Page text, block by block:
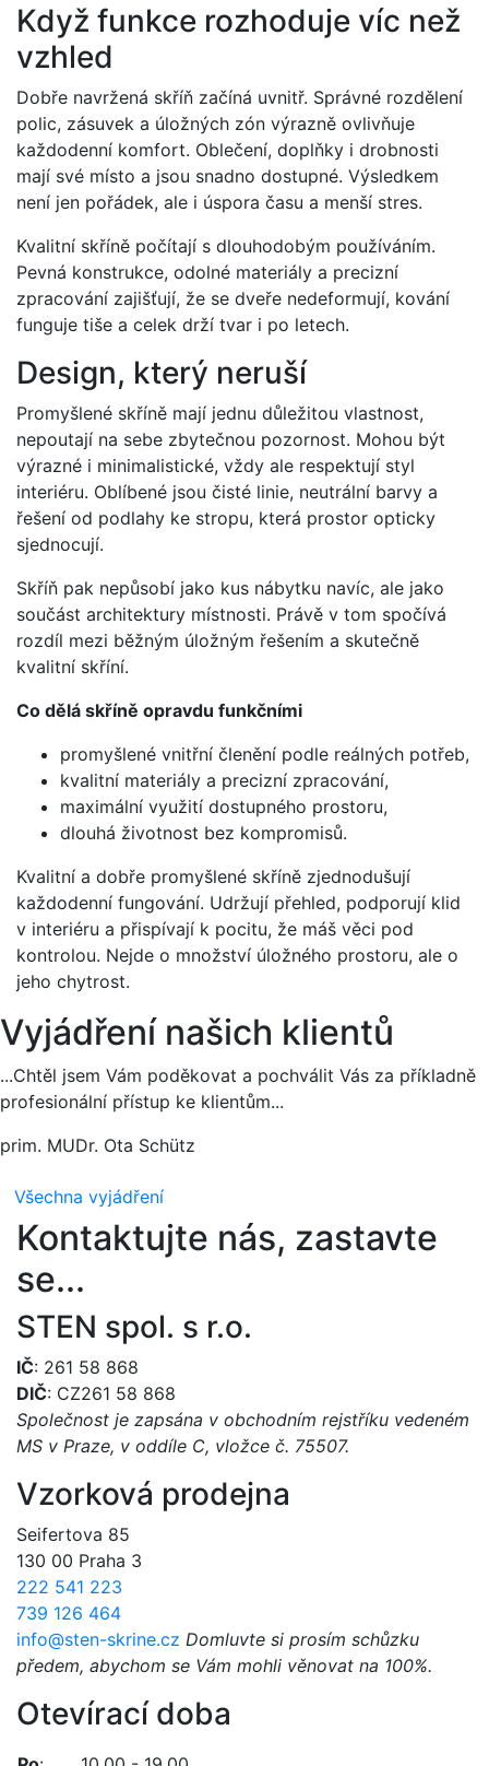
Když funkce rozhoduje víc než
vzhled
Dobře navržená skříň začíná uvnitř. Správné rozdělení
polic, zásuvek a úložných zón výrazně ovlivňuje
každodenní komfort. Oblečení, doplňky i drobnosti
mají své místo a jsou snadno dostupné. Výsledkem
není jen pořádek, ale i úspora času a menší stres.
Kvalitní skříně počítají s dlouhodobým používáním.
Pevná konstrukce, odolné materiály a precizní
zpracování zajišťují, že se dveře nedeformují, kování
funguje tiše a celek drží tvar i po letech.
Design, který neruší
Promyšlené skříně mají jednu důležitou vlastnost,
nepoutají na sebe zbytečnou pozornost. Mohou být
výrazné i minimalistické, vždy ale respektují styl
interiéru. Oblíbené jsou čisté linie, neutrální barvy a
řešení od podlahy ke stropu, která prostor opticky
sjednocují.
Skříň pak nepůsobí jako kus nábytku navíc, ale jako
součást architektury místnosti. Právě v tom spočívá
rozdíl mezi běžným úložným řešením a skutečně
kvalitní skříní.
Co dělá skříně opravdu funkčními
promyšlené vnitřní členění podle reálných potřeb,
kvalitní materiály a precizní zpracování,
maximální využití dostupného prostoru,
dlouhá životnost bez kompromisů.
Kvalitní a dobře promyšlené skříně zjednodušují
každodenní fungování. Udržují přehled, podporují klid
v interiéru a přispívají k pocitu, že máš věci pod
kontrolou. Nejde o množství úložného prostoru, ale o
jeho chytrost.
Vyjádření našich klientů
...Chtěl jsem Vám poděkovat a pochválit Vás za příkladně
profesionální přístup ke klientům...
prim. MUDr. Ota Schütz
Všechna vyjádření
Kontaktujte nás, zastavte
se...
STEN spol. s r.o.
IČ: 261 58 868
DIČ: CZ261 58 868
Společnost je zapsána v obchodním rejstříku vedeném
MS v Praze, v oddíle C, vložce č. 75507.
Vzorková prodejna
Seifertova 85
130 00 Praha 3
222 541 223
739 126 464
info@sten-skrine.cz Domluvte si prosím schůzku
předem, abychom se Vám mohli věnovat na 100%.
Otevírací doba